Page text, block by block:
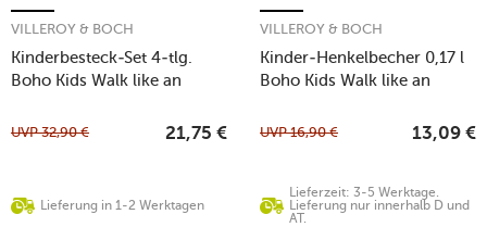
Kinderbesteck-Set 4-tlg.
Boho Kids Walk like an
VILLEROY & BOCH
Lieferung in 1-2 Werktagen
UVP32,90 € 21,75 €
Kinder-Henkelbecher 0,17 l
Boho Kids Walk like an
VILLEROY & BOCH
Lieferzeit: 3-5 Werktage.
Lieferung nur innerhalb D und
AT.
UVP16,90 € 13,09 €